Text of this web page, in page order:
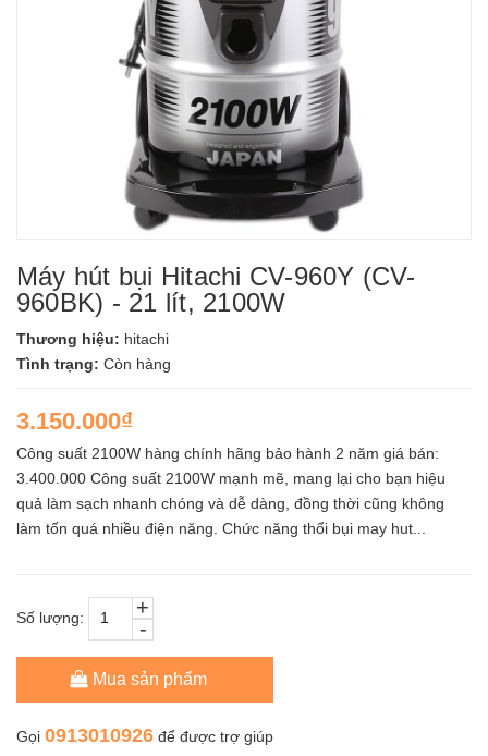
Máy hút bụi Hitachi CV-960Y (CV-
960BK) - 21 lít, 2100W
Thương hiệu: hitachi
Tình trạng: Còn hàng
3.150.000₫
Công suất 2100W hàng chính hãng bảo hành 2 năm giá bán:
3.400.000 Công suất 2100W mạnh mẽ, mang lại cho bạn hiệu
quả làm sạch nhanh chóng và dễ dàng, đồng thời cũng không
làm tốn quá nhiều điện năng. Chức năng thổi bụi may hut...
Số lượng: -
+
Mua sản phẩm
Gọi 0913010926 để được trợ giúp